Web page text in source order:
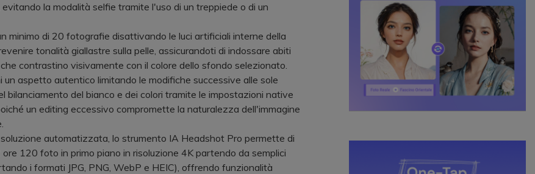
evitando la modalità selfie tramite l'uso di un treppiede o di un
di 20 fotografie disattivando le luci artificiali interne della
tonalità giallastre sulla pelle, assicurandoti di indossare abiti
contrastino visivamente con il colore dello sfondo selezionato.
aspetto autentico limitando le modifiche successive alle sole
bilanciamento del bianco e dei colori tramite le impostazioni native
un editing eccessivo compromette la naturalezza dell'immagine
automatizzata, lo strumento IA Headshot Pro permette di
ore 120 foto in primo piano in risoluzione 4K partendo da semplici
i formati JPG, PNG, WebP e HEIC), offrendo funzionalità